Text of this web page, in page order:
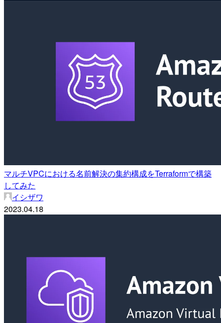
マルチVPCにおける名前解決の集約構成をTerraformで構築
してみた
イシザワ
2023.04.18